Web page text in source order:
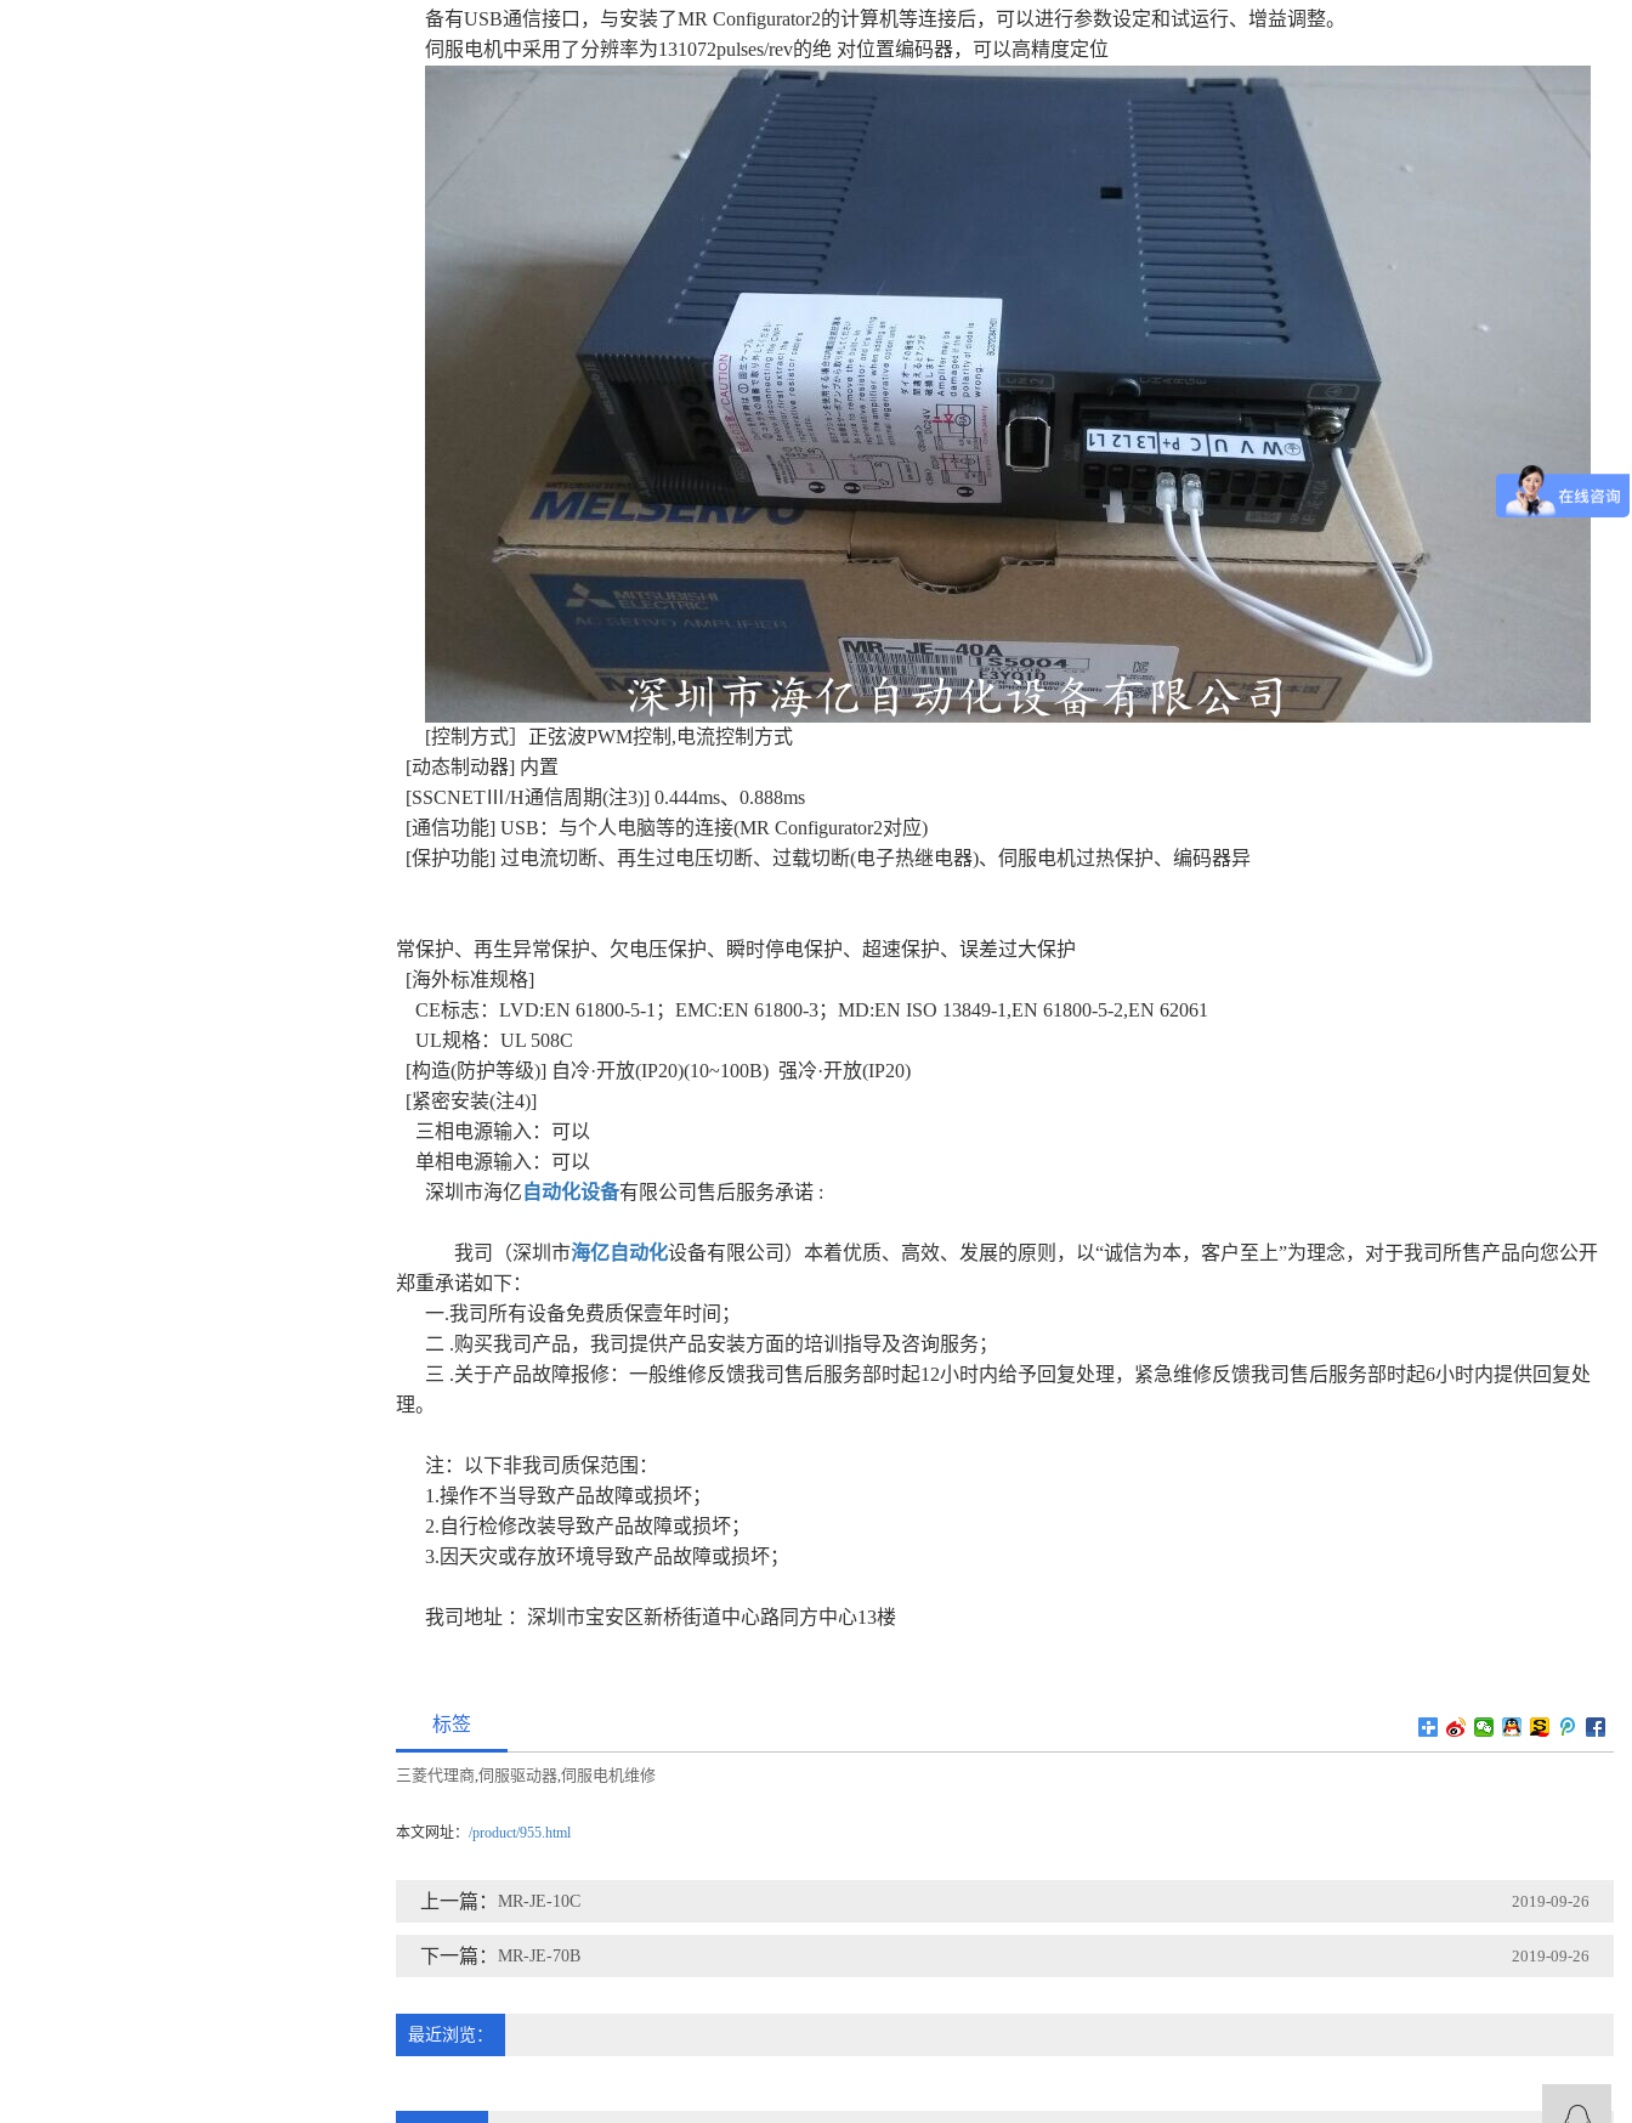
备有USB通信接口，与安装了MR Configurator2的计算机等连接后，可以进行参数设定和试运行、增益调整。
伺服电机中采用了分辨率为131072pulses/rev的绝 对位置编码器，可以高精度定位
[控制方式］正弦波PWM控制,电流控制方式
[动态制动器] 内置
[SSCNETⅢ/H通信周期(注3)] 0.444ms、0.888ms
[通信功能] USB：与个人电脑等的连接(MR Configurator2对应)
[保护功能] 过电流切断、再生过电压切断、过载切断(电子热继电器)、伺服电机过热保护、编码器异
常保护、再生异常保护、欠电压保护、瞬时停电保护、超速保护、误差过大保护
[海外标准规格]
CE标志：LVD:EN 61800-5-1；EMC:EN 61800-3；MD:EN ISO 13849-1,EN 61800-5-2,EN 62061
UL规格：UL 508C
[构造(防护等级)] 自冷·开放(IP20)(10~100B) 强冷·开放(IP20)
[紧密安装(注4)]
三相电源输入：可以
单相电源输入：可以
深圳市海亿 自动化设备有限公司售后服务承诺 :
我司（深圳市海亿自动化设备有限公司）本着优质、高效、发展的原则，以“诚信为本，客户至上”为理念，对于我司所售产品向您公开
郑重承诺如下：
一.我司所有设备免费质保壹年时间；
二 .购买我司产品，我司提供产品安装方面的培训指导及咨询服务；
三 .关于产品故障报修：一般维修反馈我司售后服务部时起12小时内给予回复处理，紧急维修反馈我司售后服务部时起6小时内提供回复处
理。
注：以下非我司质保范围：
1.操作不当导致产品故障或损坏；
2.自行检修改装导致产品故障或损坏；
3.因天灾或存放环境导致产品故障或损坏；
我司地址 ：深圳市宝安区新桥街道中心路同方中心13楼
标签
三菱代理商,伺服驱动器,伺服电机维修
本文网址：/product/955.html
上一篇：MR-JE-10C 2019-09-26
下一篇：MR-JE-70B 2019-09-26
最近浏览：